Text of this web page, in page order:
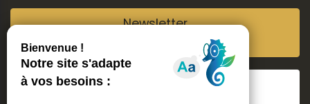
Newsletter
Suivre Aix ma ville